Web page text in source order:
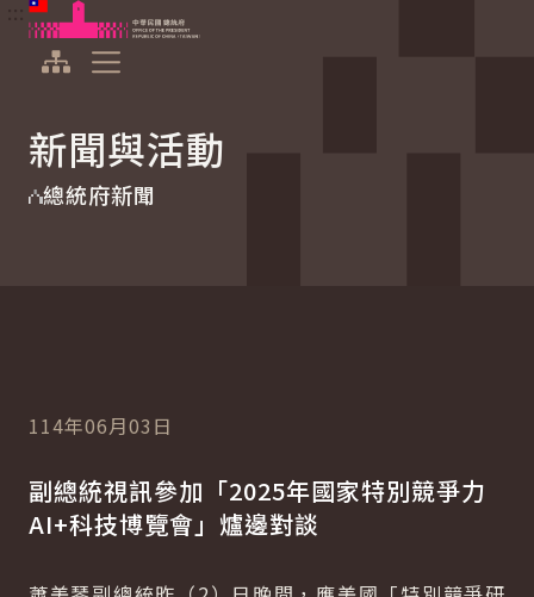
跳到主要內容
中華民國總統府
新聞與活動
總統府新聞
114年06月03日
副總統視訊參加「2025年國家特別競爭力
AI+科技博覽會」爐邊對談